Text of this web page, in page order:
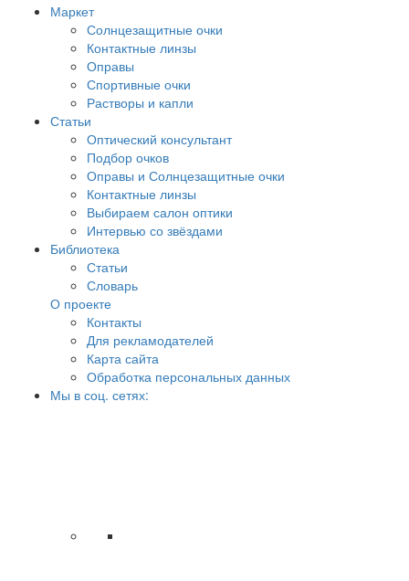
Маркет
Солнцезащитные очки
Контактные линзы
Оправы
Спортивные очки
Растворы и капли
Статьи
Оптический консультант
Подбор очков
Оправы и Солнцезащитные очки
Контактные линзы
Выбираем салон оптики
Интервью со звёздами
Библиотека
Статьи
Словарь
О проекте
Контакты
Для рекламодателей
Карта сайта
Обработка персональных данных
Мы в соц. сетях: